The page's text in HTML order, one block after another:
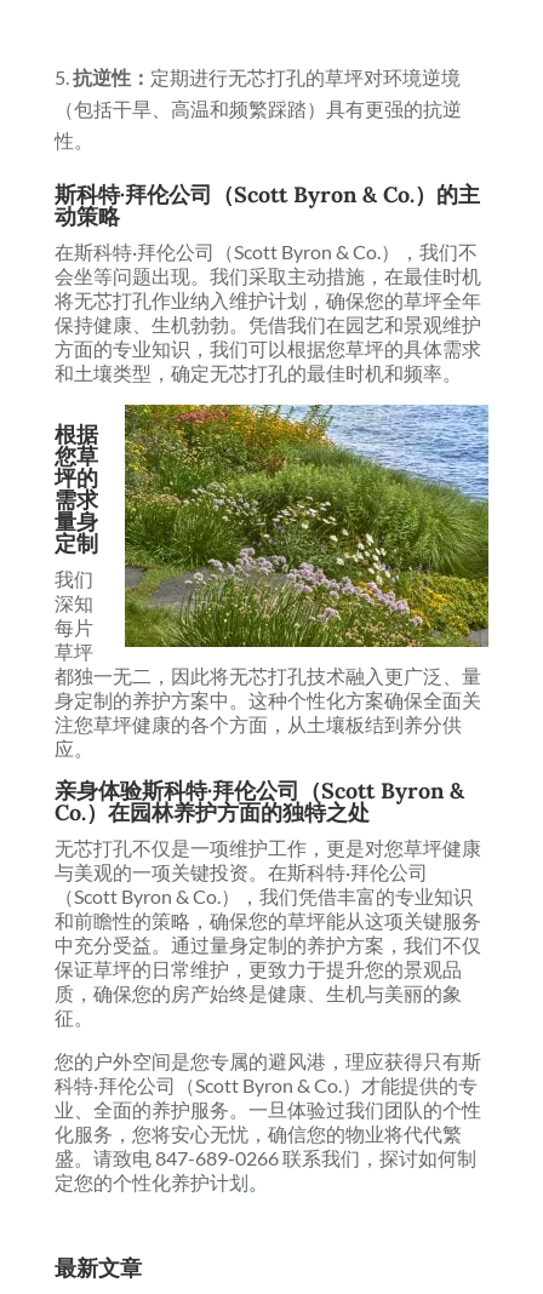
抗逆性： 定期进行无芯打孔的草坪对环境逆境
（包括干旱、高温和频繁踩踏）具有更强的抗逆
性。
斯科特·拜伦公司（Scott Byron & Co.）的主
动策略
在斯科特·拜伦公司（Scott Byron & Co.），我们不
会坐等问题出现。我们采取主动措施，在最佳时机
将无芯打孔作业纳入维护计划，确保您的草坪全年
保持健康、生机勃勃。凭借我们在园艺和景观维护
方面的专业知识，我们可以根据您草坪的具体需求
和土壤类型，确定无芯打孔的最佳时机和频率。
根据
您草
坪的
需求
量身
定制
我们
深知
每片
草坪
都独一无二，因此将无芯打孔技术融入更广泛、量
身定制的养护方案中。这种个性化方案确保全面关
注您草坪健康的各个方面，从土壤板结到养分供
应。
亲身体验斯科特·拜伦公司（Scott Byron &
Co.）在园林养护方面的独特之处
无芯打孔不仅是一项维护工作，更是对您草坪健康
与美观的一项关键投资。在斯科特·拜伦公司
（Scott Byron & Co.），我们凭借丰富的专业知识
和前瞻性的策略，确保您的草坪能从这项关键服务
中充分受益。通过量身定制的养护方案，我们不仅
保证草坪的日常维护，更致力于提升您的景观品
质，确保您的房产始终是健康、生机与美丽的象
征。
您的户外空间是您专属的避风港，理应获得只有斯
科特·拜伦公司（Scott Byron & Co.）才能提供的专
业、全面的养护服务。一旦体验过我们团队的个性
化服务，您将安心无忧，确信您的物业将代代繁
盛。请致电 847-689-0266 联系我们，探讨如何制
定您的个性化养护计划。
最新文章